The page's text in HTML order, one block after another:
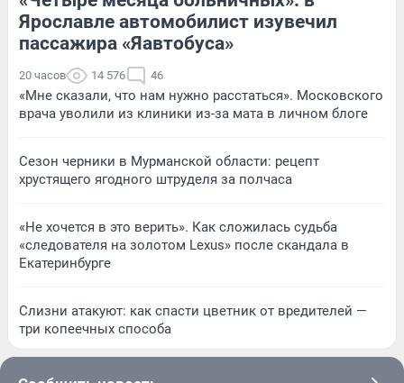
Ярославле автомобилист изувечил
пассажира «Яавтобуса»
20 часов 14 576 46
«Мне сказали, что нам нужно расстаться». Московского
врача уволили из клиники из-за мата в личном блоге
Сезон черники в Мурманской области: рецепт
хрустящего ягодного штруделя за полчаса
«Не хочется в это верить». Как сложилась судьба
«следователя на золотом Lexus» после скандала в
Екатеринбурге
Слизни атакуют: как спасти цветник от вредителей —
три копеечных способа